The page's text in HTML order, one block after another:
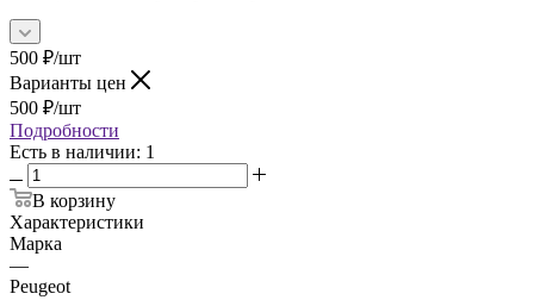
500 ₽/шт
Варианты цен
500 ₽/шт
Подробности
Есть в наличии: 1
В корзину
Характеристики
Марка
—
Peugeot